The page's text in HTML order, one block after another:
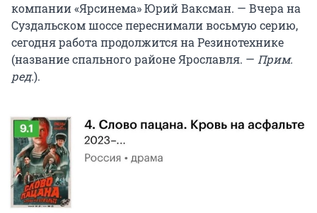
компании «Ярсинема» Юрий Ваксман. — Вчера на
Суздальском шоссе переснимали восьмую серию,
сегодня работа продолжится на Резинотехнике
(название спального районе Ярославля. — Прим.
ред.).